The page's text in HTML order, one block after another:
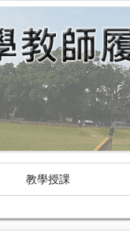
教學授課